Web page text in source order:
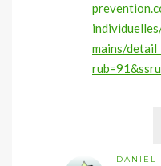
mains/
DANIEL